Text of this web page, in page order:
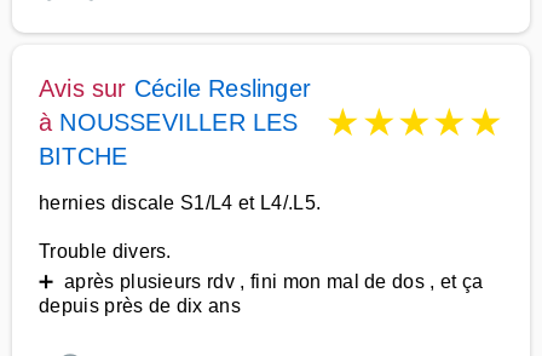
Avis sur Cécile Reslinger
à NOUSSEVILLER LES
BITCHE
★★★★★
hernies discale S1/L4 et L4/.L5.
Trouble divers.
➕ après plusieurs rdv , fini mon mal de dos , et ça
depuis près de dix ans